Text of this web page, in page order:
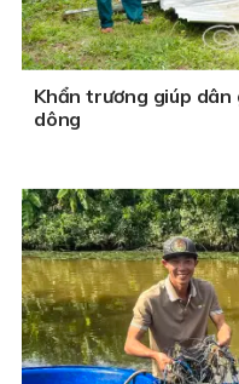
Khẩn trương giúp dân
dông